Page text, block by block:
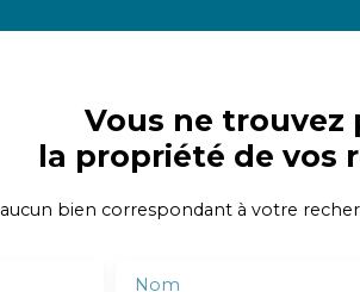
Vous ne trouvez
la propriété de vos
bien correspondant à votre
Nom